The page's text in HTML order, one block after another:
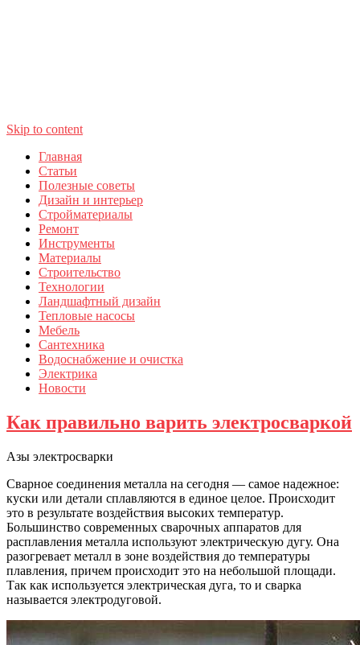
Skip to content
Главная
Статьи
Полезные советы
Дизайн и интерьер
Стройматериалы
Ремонт
Инструменты
Материалы
Строительство
Технологии
Ландшафтный дизайн
Тепловые насосы
Мебель
Сантехника
Водоснабжение и очистка
Электрика
Новости
Как правильно варить электросваркой
Азы электросварки
Сварное соединения металла на сегодня — самое надежное:
куски или детали сплавляются в единое целое. Происходит
это в результате воздействия высоких температур.
Большинство современных сварочных аппаратов для
расплавления металла используют электрическую дугу. Она
разогревает металл в зоне воздействия до температуры
плавления, причем происходит это на небольшой площади.
Так как используется электрическая дуга, то и сварка
называется электродуговой.